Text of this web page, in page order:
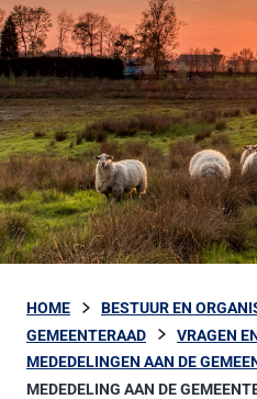
HOME
BESTUUR EN
GEMEENTERAAD
VRAGEN
MEDEDELINGEN AAN DE
MEDEDELING AAN DE